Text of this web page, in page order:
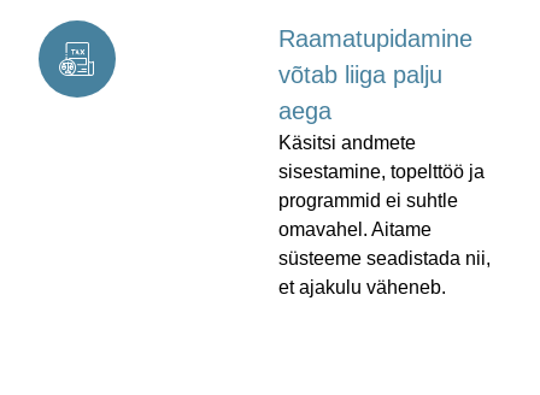
Raamatupidamine
võtab liiga palju
aega
Käsitsi andmete
sisestamine, topelttöö ja
programmid ei suhtle
omavahel. Aitame
süsteeme seadistada nii,
et ajakulu väheneb.